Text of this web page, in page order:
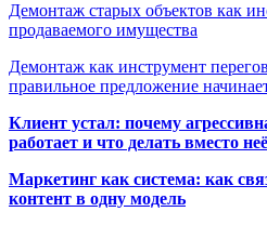
Демонтаж старых объектов как
продаваемого имущества
Демонтаж как инструмент
правильное предложение
Клиент устал: почему
работает и что делать вместо неё
Маркетинг как система: как
контент в одну модель